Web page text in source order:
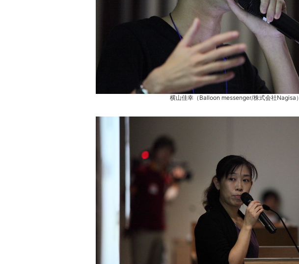
横山佳幸（Balloon messenger/株式会社Nagisa）
の
サ
イ